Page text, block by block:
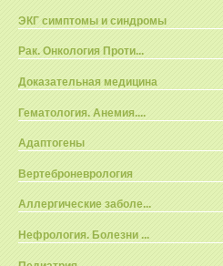
ЭКГ симптомы и синдромы
Рак. Онкология Проти...
Доказательная медицина
Гематология. Анемия....
Адаптогены
Вертеброневрология
Аллергические заболе...
Нефрология. Болезни ...